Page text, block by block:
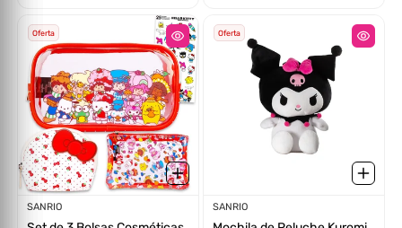
Oferta
Proveedor:
SANRIO
Oferta
Proveedor:
SANRIO